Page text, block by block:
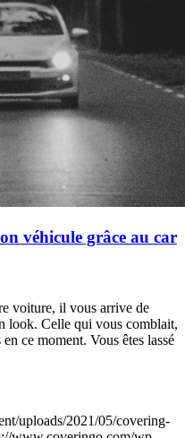
véhicule grâce au car
voiture, il vous arrive de
look. Celle qui vous comblait,
ce moment. Vous êtes lassé
uploads/2021/05/covering-